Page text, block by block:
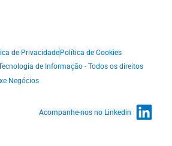
de Privacidade Política de Cookies
de Informação - Todos os direitos
Negócios
Acompanhe-nos no Linkedin